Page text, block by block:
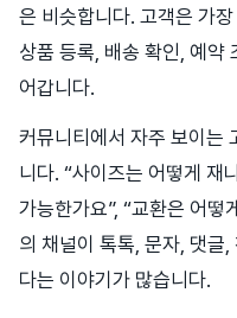
은 비슷합니다. 고객은 가
상품 등록, 배송 확인, 예약
어갑니다.
커뮤니티에서 자주 보이는
니다. “사이즈는 어떻게 재
가능한가요”, “교환은 어떻
의 채널이 톡톡, 문자, 댓글
다는 이야기가 많습니다.